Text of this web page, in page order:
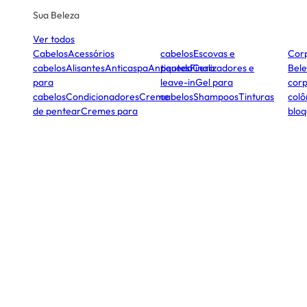
Sua Beleza
Ver todos
CabelosAcessórios
cabelosAlisantesAnticaspaAntiquedaCera
para
cabelosCondicionadoresCreme
de pentearCremes para
cabelosEscovas e
pentesFinalizadores e
leave-inGel para
cabelosShampoosTinturas